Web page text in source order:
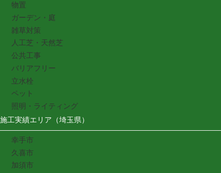
物置
ガーデン・庭
雑草対策
人工芝・天然芝
公共工事
バリアフリー
立水栓
ペット
照明・ライティング
施工実績エリア（埼玉県）
幸手市
久喜市
加須市